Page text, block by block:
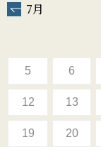
7月
5 6
12 13
19 20